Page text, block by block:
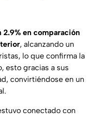
en comparación
, alcanzando un
lo que confirma la
esto gracias a sus
convirtiéndose en un
conectado con